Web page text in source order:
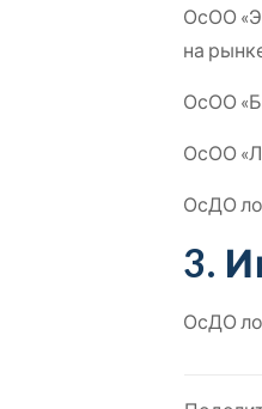
ОсОО
на
ОсОО
ОсОО
ОсДО
3.
ОсДО